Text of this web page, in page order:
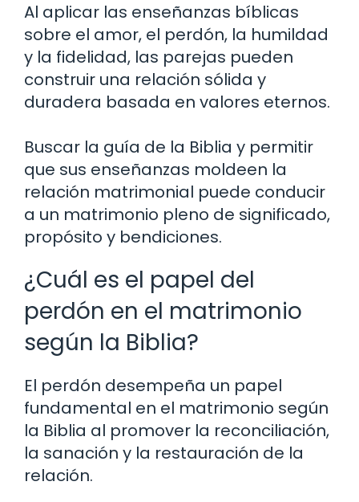
Al aplicar las enseñanzas bíblicas
sobre el amor, el perdón, la humildad
y la fidelidad, las parejas pueden
construir una relación sólida y
duradera basada en valores eternos.
Buscar la guía de la Biblia y permitir
que sus enseñanzas moldeen la
relación matrimonial puede conducir
a un matrimonio pleno de significado,
propósito y bendiciones.
¿Cuál es el papel del
perdón en el matrimonio
según la Biblia?
El perdón desempeña un papel
fundamental en el matrimonio según
la Biblia al promover la reconciliación,
la sanación y la restauración de la
relación.